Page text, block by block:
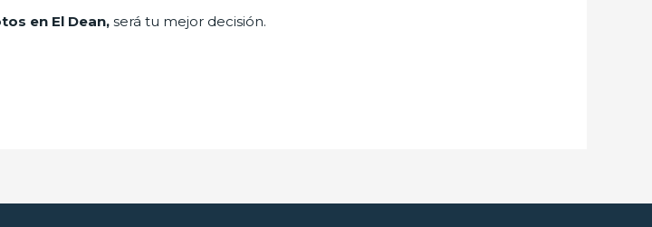
en El Dean,será tu mejor decisión.